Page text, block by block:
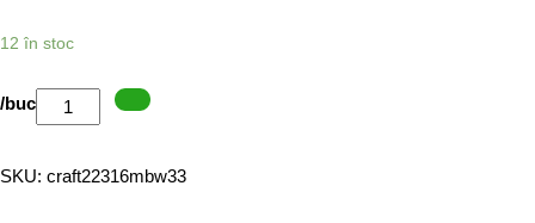
12 în stoc
Cantitate
CRAFT
/buc
SKU: craft22316mbw33